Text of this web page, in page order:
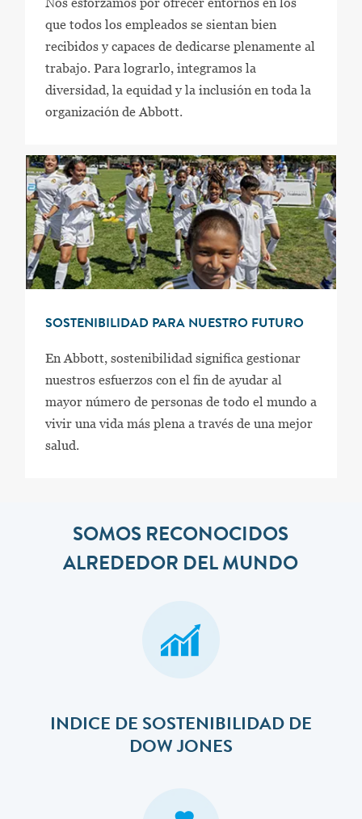
Nos esforzamos por ofrecer entornos en los
que todos los empleados se sientan bien
recibidos y capaces de dedicarse plenamente al
trabajo. Para lograrlo, integramos la
diversidad, la equidad y la inclusión en toda la
organización de Abbott.
SOSTENIBILIDAD PARA NUESTRO FUTURO
En Abbott, sostenibilidad significa gestionar
nuestros esfuerzos con el fin de ayudar al
mayor número de personas de todo el mundo a
vivir una vida más plena a través de una mejor
salud.
SOMOS RECONOCIDOS
ALREDEDOR DEL MUNDO
INDICE DE SOSTENIBILIDAD DE
DOW JONES